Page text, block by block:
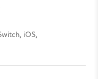
iOS,